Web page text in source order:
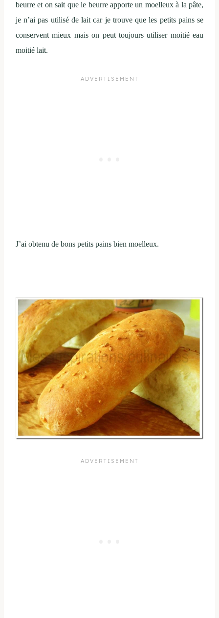
beurre et on sait que le beurre apporte un moelleux à la pâte,
je n’ai pas utilisé de lait car je trouve que les petits pains se
conservent mieux mais on peut toujours utiliser moitié eau
moitié lait.
J’ai obtenu de bons petits pains bien moelleux.